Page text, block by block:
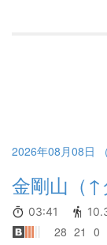
2026年08月08日
金剛山（↑
03:41
28 21 0